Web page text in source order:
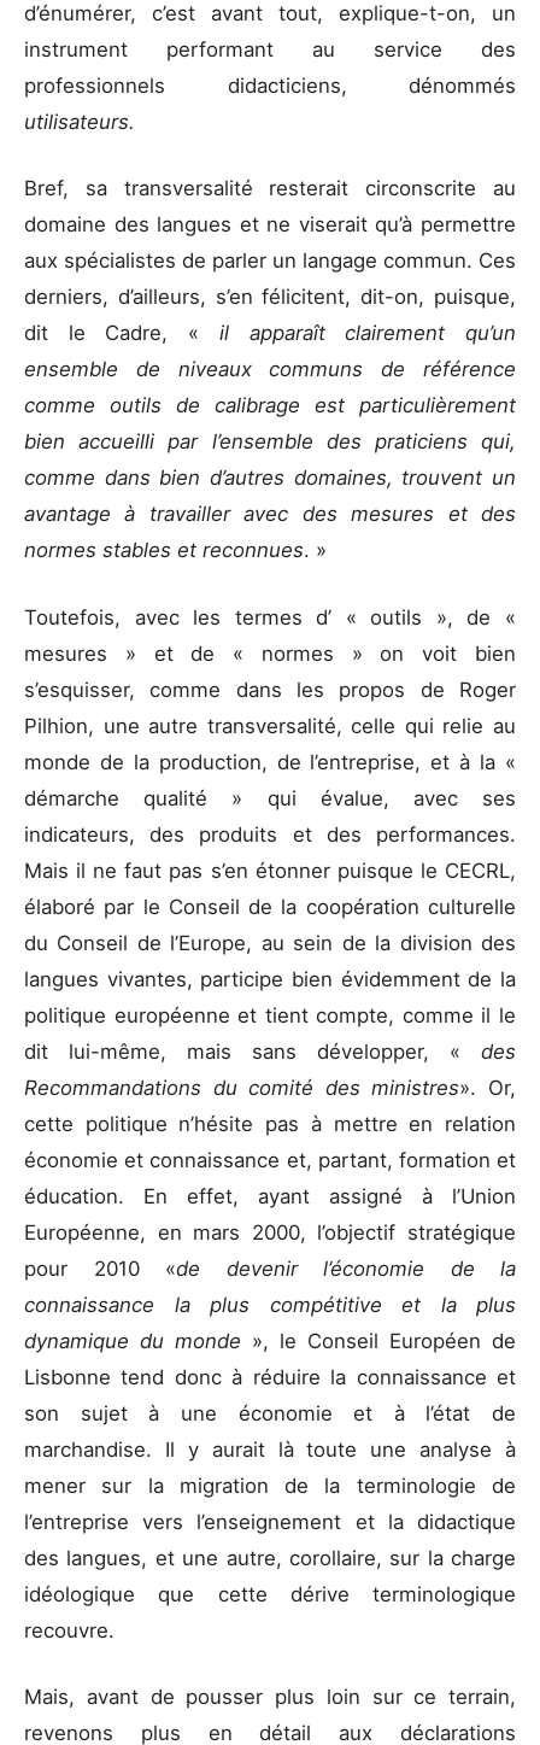
d’énumérer, c’est avant tout, explique-t-on, un
instrument performant au service des
professionnels didacticiens, dénommés
utilisateurs.
Bref, sa transversalité resterait circonscrite au
domaine des langues et ne viserait qu’à permettre
aux spécialistes de parler un langage commun. Ces
derniers, d’ailleurs, s’en félicitent, dit-on, puisque,
dit le Cadre, « il apparaît clairement qu’un
ensemble de niveaux communs de référence
comme outils de calibrage est particulièrement
bien accueilli par l’ensemble des praticiens qui,
comme dans bien d’autres domaines, trouvent un
avantage à travailler avec des mesures et des
normes stables et reconnues. »
Toutefois, avec les termes d’ « outils », de «
mesures » et de « normes » on voit bien
s’esquisser, comme dans les propos de Roger
Pilhion, une autre transversalité, celle qui relie au
monde de la production, de l’entreprise, et à la «
démarche qualité » qui évalue, avec ses
indicateurs, des produits et des performances.
Mais il ne faut pas s’en étonner puisque le CECRL,
élaboré par le Conseil de la coopération culturelle
du Conseil de l’Europe, au sein de la division des
langues vivantes, participe bien évidemment de la
politique européenne et tient compte, comme il le
dit lui-même, mais sans développer, « des
Recommandations du comité des ministres». Or,
cette politique n’hésite pas à mettre en relation
économie et connaissance et, partant, formation et
éducation. En effet, ayant assigné à l’Union
Européenne, en mars 2000, l’objectif stratégique
pour 2010 «de devenir l’économie de la
connaissance la plus compétitive et la plus
dynamique du monde », le Conseil Européen de
Lisbonne tend donc à réduire la connaissance et
son sujet à une économie et à l’état de
marchandise. Il y aurait là toute une analyse à
mener sur la migration de la terminologie de
l’entreprise vers l’enseignement et la didactique
des langues, et une autre, corollaire, sur la charge
idéologique que cette dérive terminologique
recouvre.
Mais, avant de pousser plus loin sur ce terrain,
revenons plus en détail aux déclarations